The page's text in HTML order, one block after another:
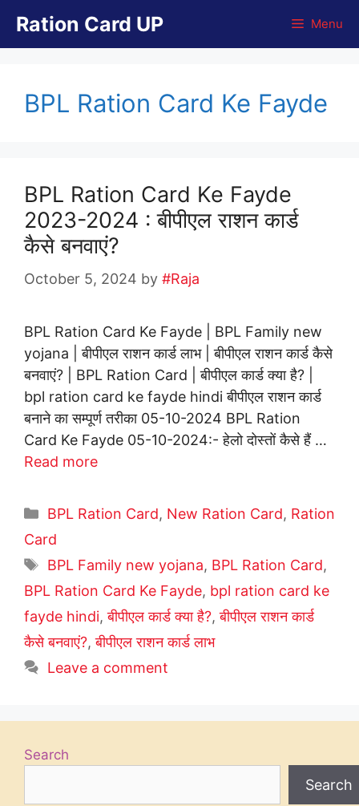
content
Ration Card UP Menu
BPL Ration Card Ke Fayde
BPL Ration Card Ke Fayde
2023-2024 : बीपीएल राशन कार्ड
कैसे बनवाएं?
October 5, 2024 by #Raja
BPL Ration Card Ke Fayde | BPL Family new
yojana | बीपीएल राशन कार्ड लाभ | बीपीएल राशन कार्ड कैसे
बनवाएं? | BPL Ration Card | बीपीएल कार्ड क्या है? |
bpl ration card ke fayde hindi बीपीएल राशन कार्ड
बनाने का सम्पूर्ण तरीका 05-10-2024 BPL Ration
Card Ke Fayde 05-10-2024:- हेलो दोस्तों कैसे हैं …
Read more
Categories
BPL Ration Card, New Ration Card, Ration
Card
Tags
BPL Family new yojana, BPL Ration Card,
BPL Ration Card Ke Fayde, bpl ration card ke
fayde hindi,बीपीएल कार्ड क्या है?,बीपीएल राशन कार्ड
कैसे बनवाएं?,बीपीएल राशन कार्ड लाभ
Leave a comment
Search
Search